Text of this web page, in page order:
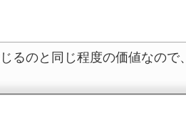
るのと同じ程度の価値なので、